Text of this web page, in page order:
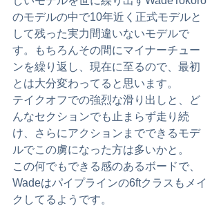
のモデルの中で10年近く正式モデルと
して残った実力間違いないモデルで
す。もちろんその間にマイナーチュー
ンを繰り返し、現在に至るので、最初
とは大分変わってると思います。
テイクオフでの強烈な滑り出しと、ど
んなセクションでも止まらず走り続
け、さらにアクションまでできるモデ
ルでこの虜になった方は多いかと。
この何でもできる感のあるボードで、
Wadeはパイプラインの6ftクラスもメイ
クしてるようです。